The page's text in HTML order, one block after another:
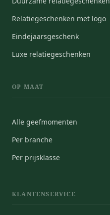
Relatiegeschenken met logo
Eindejaarsgeschenk
Luxe relatiegeschenken
OP MAAT
Alle geefmomenten
Per branche
Per prijsklasse
KLANTENSERVICE